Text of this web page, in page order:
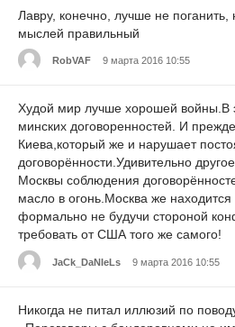
Лавру, конечно, лучше не поганить,
мыслей правильный
RobVAF 9 марта 2016 10:55
Худой мир лучше хорошей войны.В
минских договоренностей. И
Киева,который же и нарушает
договорённости.Удивительно
Москвы соблюдения
масло в огонь.Москва же находится
формально не будучи стороной
требовать от США того же самого!
JaCk_DaNIeLs 9 марта 2016 10:55
Никогда не питал иллюзий по